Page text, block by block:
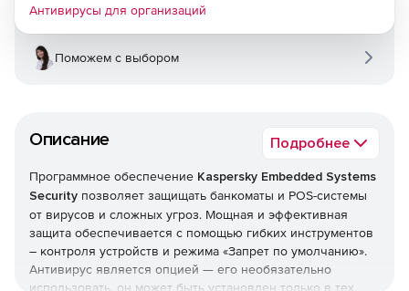
Описание Подробнее
Программное обеспечение Kaspersky Embedded Systems
Security позволяет защищать банкоматы и POS-системы
от вирусов и сложных угроз. Мощная и эффективная
защита обеспечивается с помощью гибких инструментов
– контроля устройств и режима «Запрет по умолчанию».
Антивирус является опцией — его необязательно
использовать, он может быть установлен только в тех
Антивирусы для организаций
Поможем с выбором